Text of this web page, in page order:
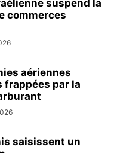
suspend la
commerces
aériennes
frappées par la
saisissent un